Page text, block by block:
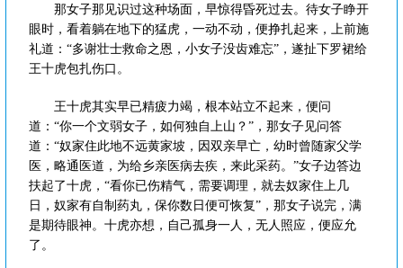
那女子那见识过这种场面，早惊得昏死过去。待女子睁开
眼时，看着躺在地下的猛虎，一动不动，便挣扎起来，上前施
礼道：“多谢壮士救命之恩，小女子没齿难忘”，遂扯下罗裙给
王十虎包扎伤口。
王十虎其实早已精疲力竭，根本站立不起来，便问
道：“你一个文弱女子，如何独自上山？”，那女子见问答
道：“奴家住此地不远黄家坡，因双亲早亡，幼时曾随家父学
医，略通医道，为给乡亲医病去疾，来此采药。”女子边答边
扶起了十虎，“看你已伤精气，需要调理，就去奴家住上几
日，奴家有自制药丸，保你数日便可恢复”，那女子说完，满
是期待眼神。十虎亦想，自己孤身一人，无人照应，便应允
了。